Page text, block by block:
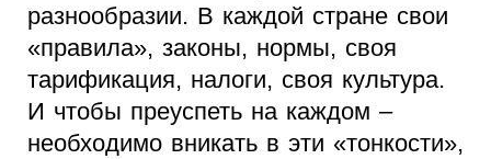
разнообразии. В каждой стране свои
«правила», законы, нормы, своя
тарификация, налоги, своя культура.
И чтобы преуспеть на каждом –
необходимо вникать в эти «тонкости»,